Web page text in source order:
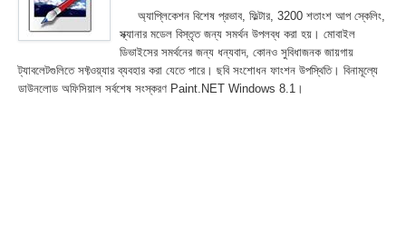
অ্যাপ্লিকেশন বিশেষ প্রভাব, ফিল্টার, 3200 শতাংশ আপ স্কেলিং,
স্ক্যানার মডেল বিস্তৃত জন্য সমর্থন উপলব্ধ করা হয়। মোবাইল
ডিভাইসের সমর্থনের জন্য ধন্যবাদ, কোনও সুবিধাজনক জায়গায়
ট্যাবলেটগুলিতে সফ্টওয়্যার ব্যবহার করা যেতে পারে। ছবি সংশোধন ফাংশন উপস্থিতি। বিনামূল্যে
ডাউনলোড অফিসিয়াল সর্বশেষ সংস্করণ Paint.NET Windows 8.1।